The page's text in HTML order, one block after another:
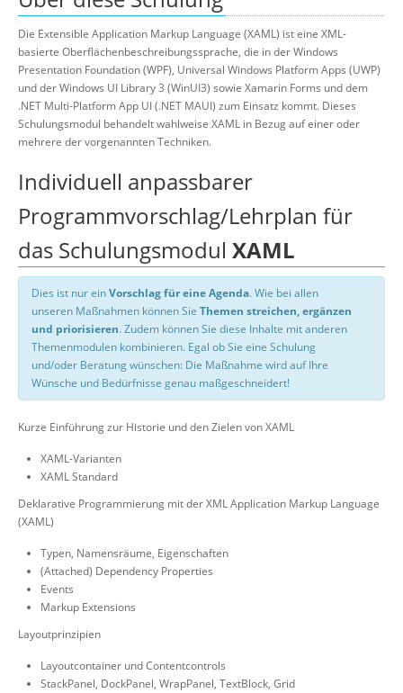
Die Extensible Application Markup Language (XAML) ist eine XML-
basierte Oberflächenbeschreibungssprache, die in der Windows
Presentation Foundation (WPF), Universal Windows Platform Apps (UWP)
und der Windows UI Library 3 (WinUI3) sowie Xamarin Forms und dem
.NET Multi-Platform App UI (.NET MAUI) zum Einsatz kommt. Dieses
Schulungsmodul behandelt wahlweise XAML in Bezug auf einer oder
mehrere der vorgenannten Techniken.
Individuell anpassbarer
Programmvorschlag/Lehrplan für
das Schulungsmodul XAML
Dies ist nur einVorschlag für eine Agenda. Wie bei allen
unseren Maßnahmen können Sie Themen streichen, ergänzen
und priorisieren. Zudem können Sie diese Inhalte mit anderen
Themenmodulen kombinieren. Egal ob Sie eine Schulung
und/oder Beratung wünschen: Die Maßnahme wird auf Ihre
Wünsche und Bedürfnisse genau maßgeschneidert!
Kurze Einführung zur Historie und den Zielen von XAML
XAML-Varianten
XAML Standard
Deklarative Programmierung mit der XML Application Markup Language
(XAML)
Typen, Namensräume, Eigenschaften
(Attached) Dependency Properties
Events
Markup Extensions
Layoutprinzipien
Layoutcontainer und Contentcontrols
StackPanel, DockPanel, WrapPanel, TextBlock, Grid